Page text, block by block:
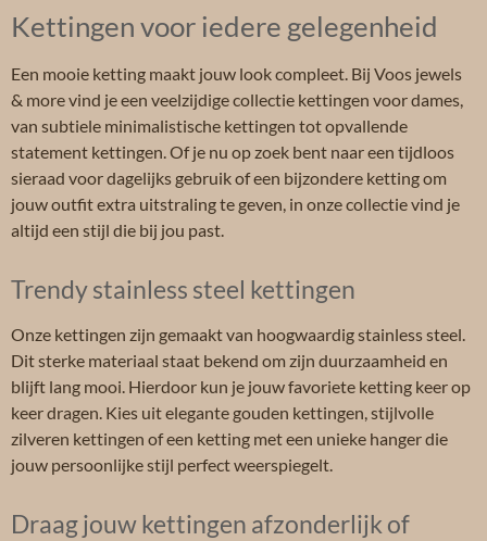
Kettingen voor iedere gelegenheid
Een mooie ketting maakt jouw look compleet. Bij Voos jewels
& more vind je een veelzijdige collectie kettingen voor dames,
van subtiele minimalistische kettingen tot opvallende
statement kettingen. Of je nu op zoek bent naar een tijdloos
sieraad voor dagelijks gebruik of een bijzondere ketting om
jouw outfit extra uitstraling te geven, in onze collectie vind je
altijd een stijl die bij jou past.
Trendy stainless steel kettingen
Onze kettingen zijn gemaakt van hoogwaardig stainless steel.
Dit sterke materiaal staat bekend om zijn duurzaamheid en
blijft lang mooi. Hierdoor kun je jouw favoriete ketting keer op
keer dragen. Kies uit elegante gouden kettingen, stijlvolle
zilveren kettingen of een ketting met een unieke hanger die
jouw persoonlijke stijl perfect weerspiegelt.
Draag jouw kettingen afzonderlijk of